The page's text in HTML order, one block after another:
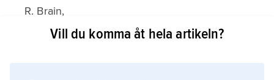
R. Brain,
The Decorated Body
Vill du komma åt hela artikeln?